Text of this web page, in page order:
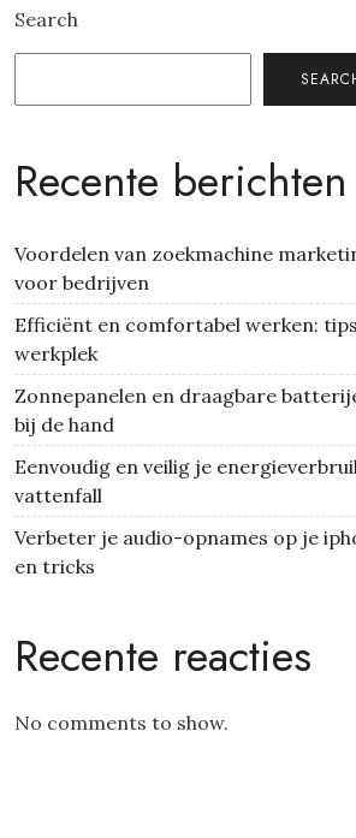
Search
Recente berichten
Voordelen van zoekmachine
voor bedrijven
Efficiënt en comfortabel werken:
werkplek
Zonnepanelen en draagbare
bij de hand
Eenvoudig en veilig je
vattenfall
Verbeter je audio-opnames op je
en tricks
Recente reacties
No comments to show.